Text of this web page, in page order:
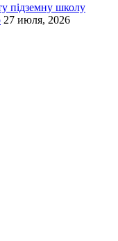
підземну школу
27 июля, 2026